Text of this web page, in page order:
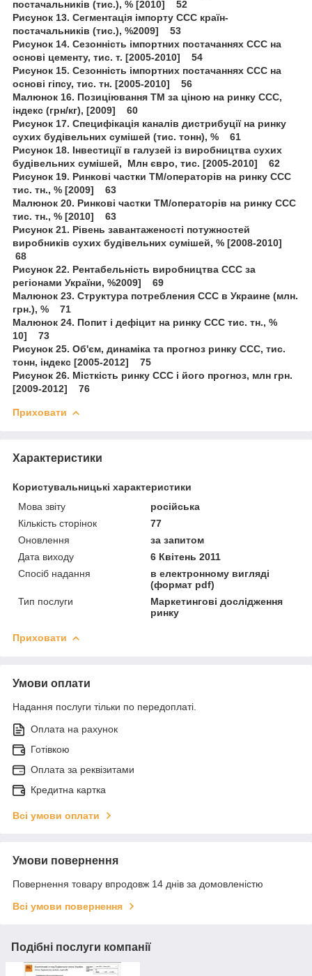
постачальників (тис.), % [2010] 52
Рисунок 13. Сегментація імпорту ССС країн-
постачальників (тис.), %2009] 53
Рисунок 14. Сезонність імпортних постачаннях ССС на
основі цементу, тис. т. [2005-2010] 54
Рисунок 15. Сезонність імпортних постачаннях ССС на
основі гіпсу, тис. тн. [2005-2010] 56
Малюнок 16. Позиціювання ТМ за ціною на ринку ССС,
індекс (грн/кг), [2009] 60
Рисунок 17. Специфікація каналів дистрибуції на ринку
сухих будівельних сумішей (тис. тонн), % 61
Рисунок 18. Інвестиції в галузей із виробництва сухих
будівельних сумішей, Млн євро, тис. [2005-2010] 62
Рисунок 19. Ринкові частки ТМ/операторів на ринку ССС
тис. тн., % [2009] 63
Малюнок 20. Ринкові частки ТМ/операторів на ринку ССС
тис. тн., % [2010] 63
Рисунок 21. Рівень завантаженості потужностей
виробників сухих будівельних сумішей, % [2008-2010]
68
Рисунок 22. Рентабельність виробництва ССС за
регіонами України, %2009] 69
Малюнок 23. Структура потребления ССС в Украине (млн.
грн.), % 71
Малюнок 24. Попит і дефіцит на ринку ССС тис. тн., %
10] 73
Рисунок 25. Об'єм, динаміка та прогноз ринку ССС, тис.
тонн, індекс [2005-2012] 75
Рисунок 26. Місткість ринку ССС і його прогноз, млн грн.
[2009-2012] 76
Приховати
Характеристики
Користувальницькі характеристики
Мова звіту
російська
Кількість сторінок
77
Оновлення
за запитом
Дата виходу
6 Квітень 2011
Спосіб надання
в електронному вигляді
(формат pdf)
Тип послуги
Маркетингові дослідження
ринку
Приховати
Умови оплати
Надання послуги тільки по передоплаті.
Оплата на рахунок
Готівкою
Оплата за реквізитами
Кредитна картка
Всі умови оплати
Умови повернення
Повернення товару впродовж 14 днів за домовленістю
Всі умови повернення
Подібні послуги компанії